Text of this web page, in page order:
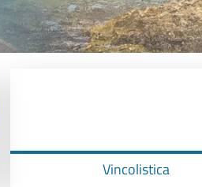
Vincolistica